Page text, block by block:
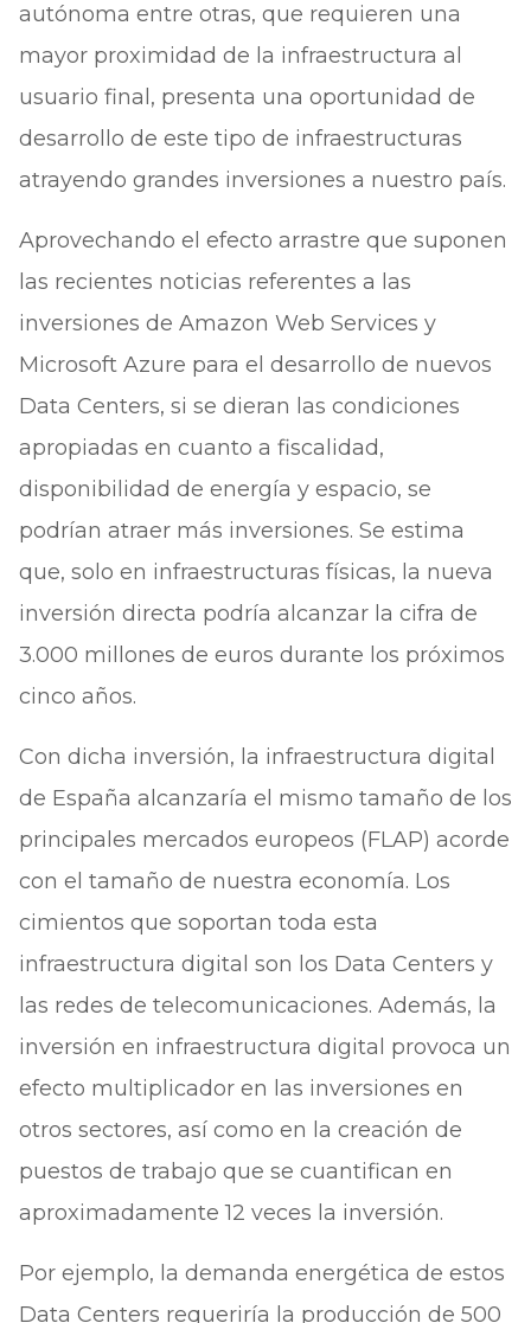
autónoma entre otras, que requieren una
mayor proximidad de la infraestructura al
usuario final, presenta una oportunidad de
desarrollo de este tipo de infraestructuras
atrayendo grandes inversiones a nuestro país.
Aprovechando el efecto arrastre que suponen
las recientes noticias referentes a las
inversiones de Amazon Web Services y
Microsoft Azure para el desarrollo de nuevos
Data Centers, si se dieran las condiciones
apropiadas en cuanto a fiscalidad,
disponibilidad de energía y espacio, se
podrían atraer más inversiones. Se estima
que, solo en infraestructuras físicas, la nueva
inversión directa podría alcanzar la cifra de
3.000 millones de euros durante los próximos
cinco años.
Con dicha inversión, la infraestructura digital
de España alcanzaría el mismo tamaño de los
principales mercados europeos (FLAP) acorde
con el tamaño de nuestra economía. Los
cimientos que soportan toda esta
infraestructura digital son los Data Centers y
las redes de telecomunicaciones. Además, la
inversión en infraestructura digital provoca un
efecto multiplicador en las inversiones en
otros sectores, así como en la creación de
puestos de trabajo que se cuantifican en
aproximadamente 12 veces la inversión.
Por ejemplo, la demanda energética de estos
Data Centers requeriría la producción de 500